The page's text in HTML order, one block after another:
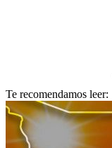
Te recomendamos leer: